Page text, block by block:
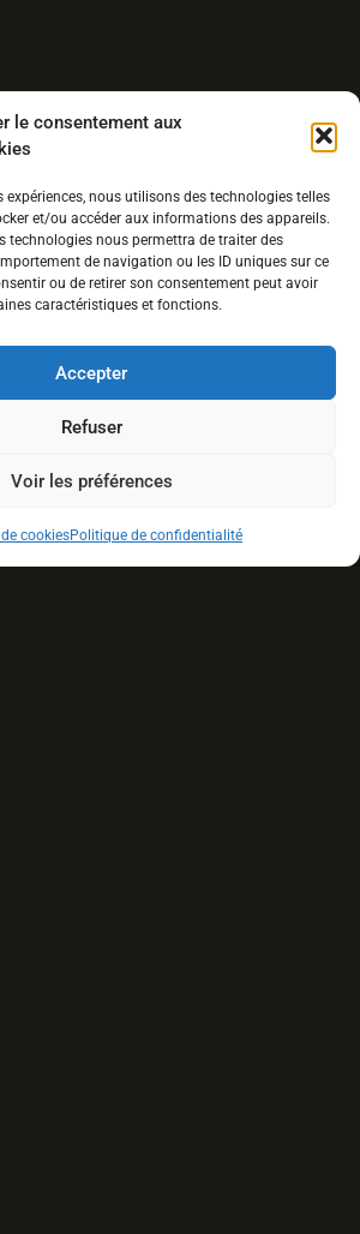
le consentement aux
expériences, nous utilisons des technologies telles
et/ou accéder aux informations des appareils.
technologies nous permettra de traiter des
de navigation ou les ID uniques sur ce
ou de retirer son consentement peut avoir
caractéristiques et fonctions.
Accepter
Refuser
Voir les préférences
cookiesPolitique de confidentialité
Patrick, Shannon G3S1G9, QC
(581) 998-4988